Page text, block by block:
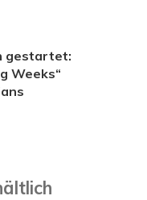
gestartet:
Weeks“